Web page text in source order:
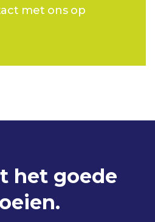
met ons op
het goede